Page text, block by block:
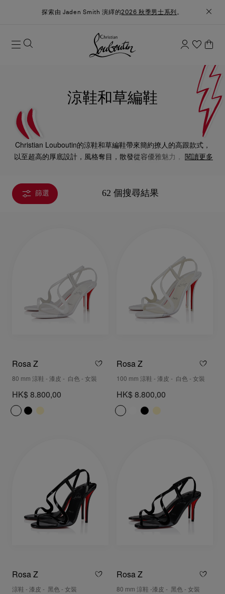
探索由 Jaden Smith 演繹的2026 秋季男士系列 。
涼鞋和草編鞋
Christian Louboutin的涼鞋和草編鞋帶來簡約撩人的高跟款式，
以至超高的厚底設計，風格奪目，散發從容優雅魅力，令人難以
閱讀更多
篩選 62 個搜尋結果
Rosa Z
80 mm 涼鞋 - 漆皮 - 白色 - 女裝
HK$ 8.800,00
Rosa Z
100 mm 涼鞋 - 漆皮 - 白色 - 女裝
HK$ 8.800,00
Rosa Z
涼鞋 - 漆皮 - 黑色 - 女裝
Rosa Z
80 mm 涼鞋 -漆皮 - 黑色 - 女裝